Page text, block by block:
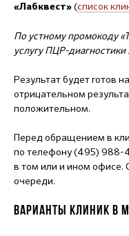
«Лабквест» (список
По устному промокоду
услугу ПЦР-диагностики
Результат будет готов
отрицательном
положительном.
Перед обращением в
по телефону (495) 988-
в том или и ином офисе.
очереди.
ВАРИАНТЫ КЛИНИК В